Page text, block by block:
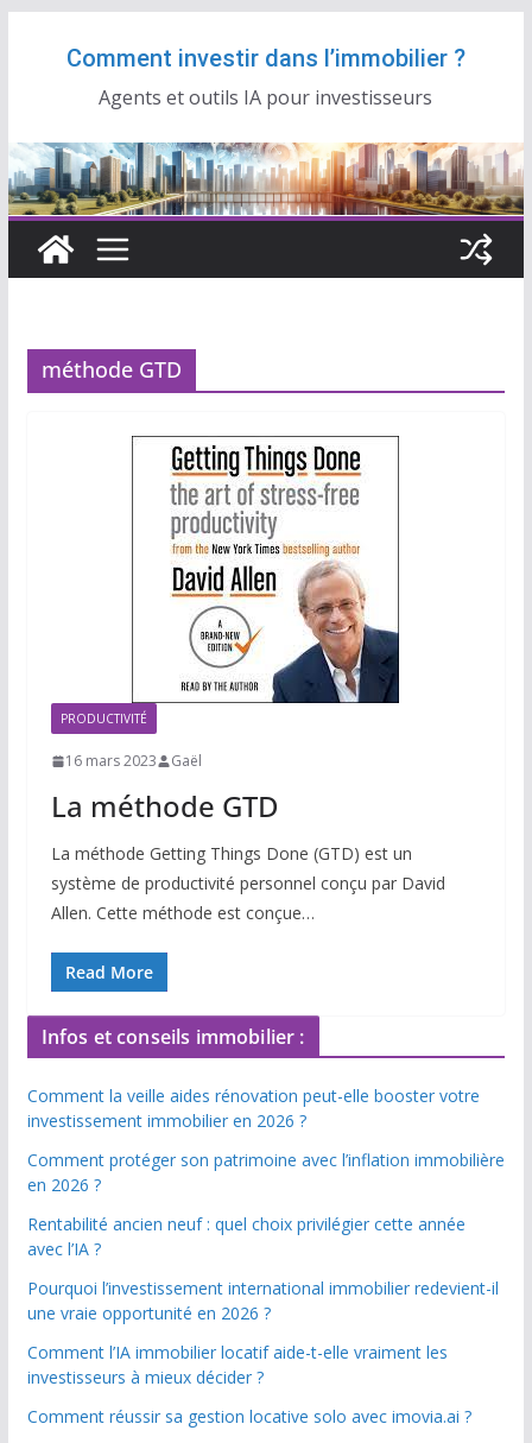
Comment investir dans l’immobilier ?
Agents et outils IA pour investisseurs
méthode GTD
PRODUCTIVITÉ
16 mars 2023 Gaël
La méthode GTD
La méthode Getting Things Done (GTD) est un
système de productivité personnel conçu par David
Allen. Cette méthode est conçue…
Read More
Infos et conseils immobilier :
Comment la veille aides rénovation peut-elle booster votre
investissement immobilier en 2026 ?
Comment protéger son patrimoine avec l’inflation immobilière
en 2026 ?
Rentabilité ancien neuf : quel choix privilégier cette année
avec l’IA ?
Pourquoi l’investissement international immobilier redevient-il
une vraie opportunité en 2026 ?
Comment l’IA immobilier locatif aide-t-elle vraiment les
investisseurs à mieux décider ?
Comment réussir sa gestion locative solo avec imovia.ai ?